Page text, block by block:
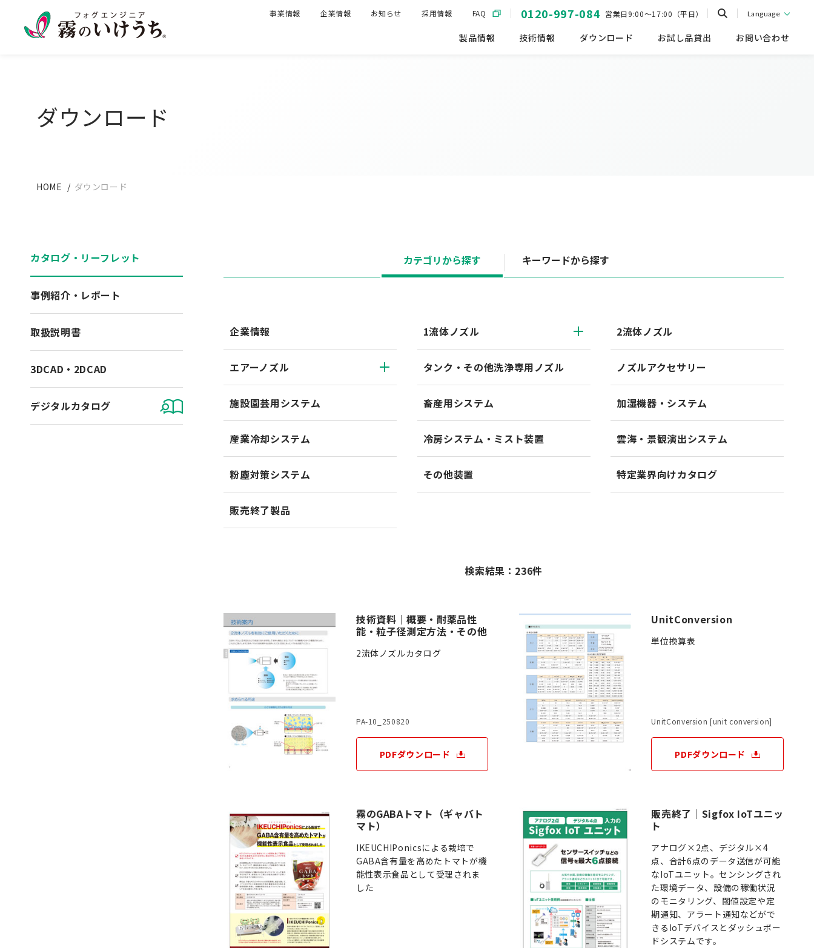
製品情報 技術情報 ダウンロード お試し品貸出 お問い合わせ
事業情報 企業情報 お知らせ 採用情報 FAQ 0120-997-084 営業日9:00～17:00（平日） Language
ダウンロード
HOME ダウンロード
カタログ・ リーフレット
事例紹介・レポート
取扱説明書
3DCAD・2DCAD
デジタルカタログ
カテゴリから探す キーワードから探す
企業情報
エアーノズル
施設園芸用システム
産業冷却システム
粉塵対策システム
販売終了製品
1流体ノズル
タンク・その他洗浄専用ノズル
畜産用システム
冷房システム・ミスト装置
その他装置
2流体ノズル
ノズルアクセサリー
加湿機器・システム
雲海・景観演出システム
特定業界向けカタログ
検索結果：236件
技術資料｜概要・耐薬品性
能・粒子径測定方法・その他
2流体ノズルカタログ
PA-10_250820
PDFダウンロード
UnitConversion
単位換算表
UnitConversion [unit conversion]
PDFダウンロード
霧のGABAトマト（ギャバト
マト）
IKEUCHIPonicsによる栽培で
GABA含有量を高めたトマトが機
能性表示食品として受理されま
した
販売終了｜Sigfox IoTユニッ
ト
アナログ×2点、デジタル×4
点、合計6点のデータ送信が可能
なIoTユニット。センシングされ
た環境データ、設備の稼働状況
のモニタリング、閾値設定や定
期通知、アラート通知などがで
きるIoTデバイスとダッシュボー
ドシステムです。